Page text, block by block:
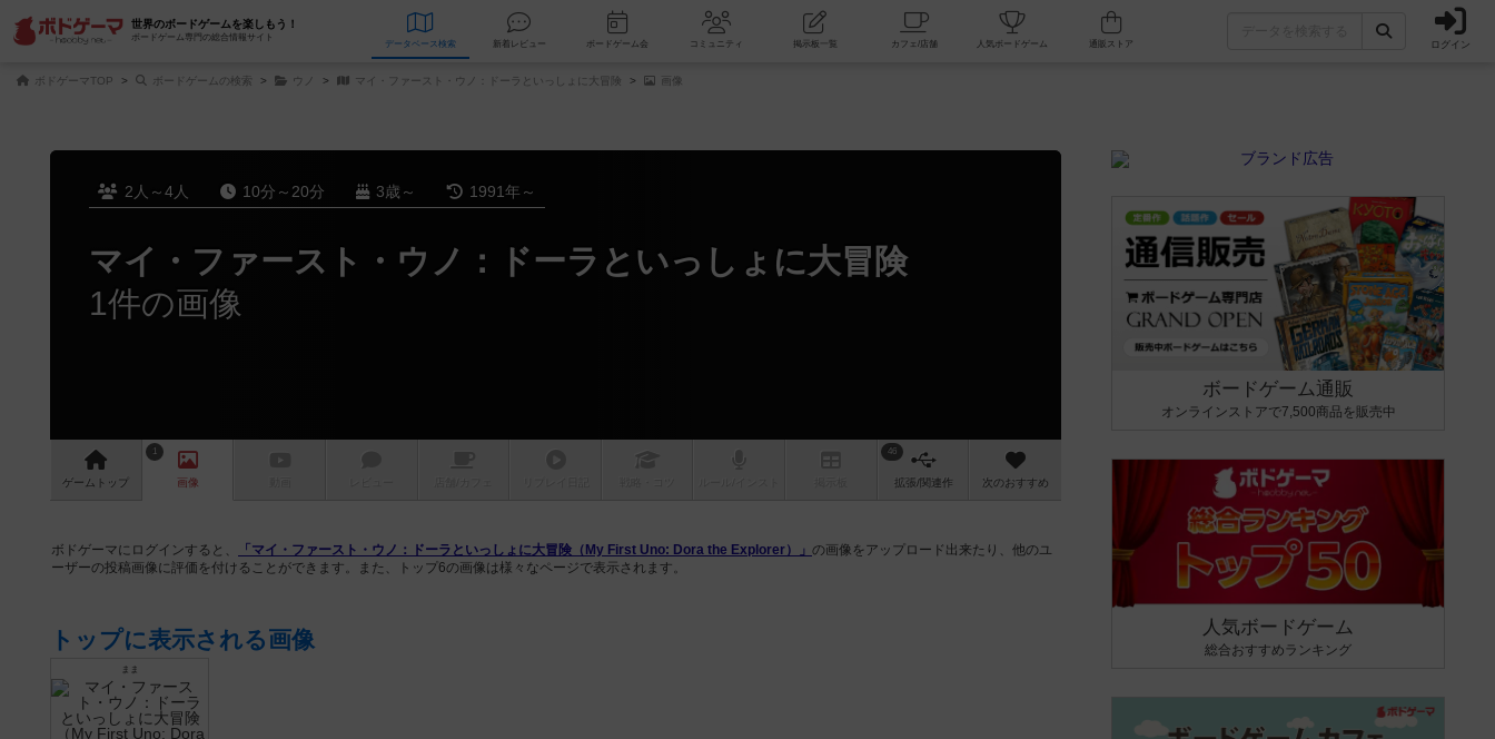
世界のボードゲームを楽しもう！
ボードゲーム専門の総合情報サイト
データベース 検索 新着レビュー ボードゲーム会 コミュニティ 掲示板一覧 カフェ/店舗 人気ボードゲーム ログイン
ボドゲーマTOP ボードゲームの検索 ウノ マイ・ファースト・ウノ：ドーラといっしょに大冒険 画像
2人～4人 10分～20分 3歳～ 1991年～
マイ・ファースト・ウノ：ドーラといっしょに大冒険
1件の画像
ゲーム トップ
1
画像
46
拡張/関連作 次のおすすめ
ボドゲーマにログインすると、 「マイ・ファースト・ウノ：ドーラといっしょに大冒険（My First Uno: Dora the Explorer）」 の画像をアップロード出来たり、他のユ
ーザーの投稿画像に評価を付けることができます。また、トップ6の画像は様々なページで表示されます。
トップに表示される画像
まま
ボードゲーム通販
オンラインストアで7,500商品を販売中
人気ボードゲーム
総合おすすめランキング